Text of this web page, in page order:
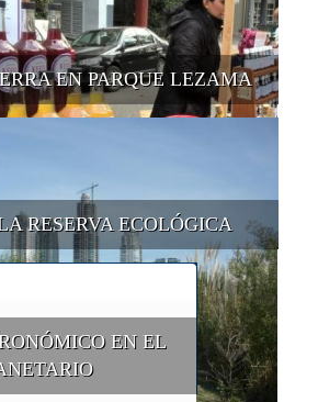
EN PARQUE LEZAMA
RESERVA ECOLÓGICA
EN EL